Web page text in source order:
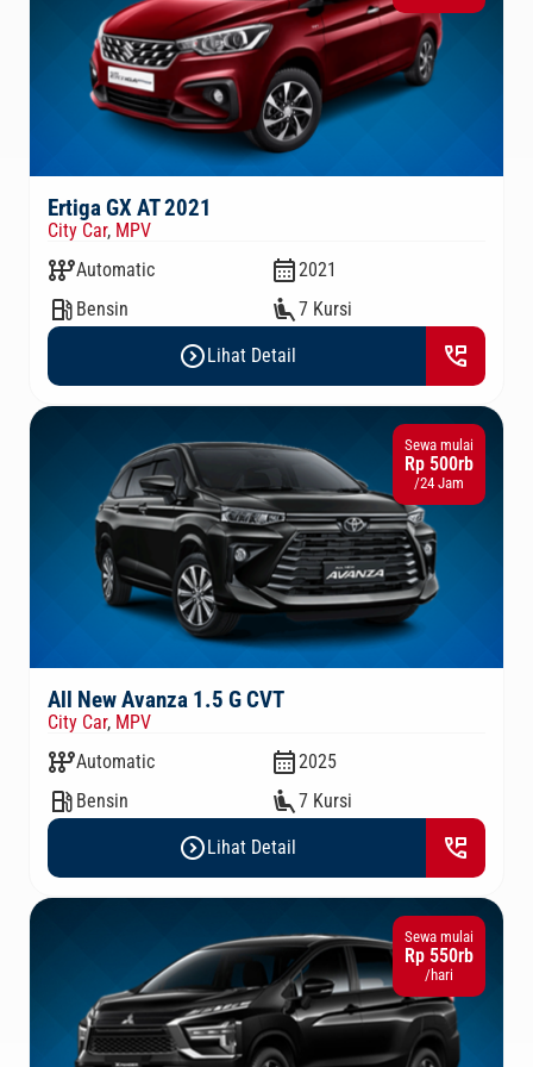
Ertiga GX AT 2021
City Car, MPV
auto_transmissionAutomatic calendar_month2021
local_gas_station Bensin airline_seat_recline_extra 7 Kursi
expand_circle_rightLihat Detail perm_phone_msg
All New Avanza 1.5 G CVT
City Car, MPV
auto_transmissionAutomatic calendar_month2025
local_gas_station Bensin airline_seat_recline_extra7 Kursi
Sewa mulai
Rp 500rb
/24 Jam
expand_circle_rightLihat Detail perm_phone_msg
Sewa mulai
Rp 550rb
/hari